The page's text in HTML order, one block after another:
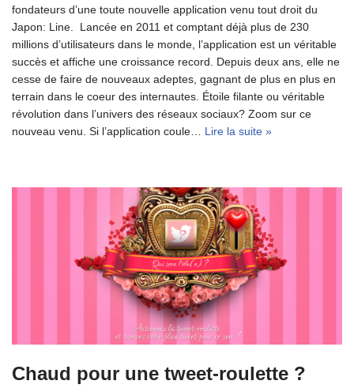
fondateurs d’une toute nouvelle application venu tout droit du
Japon: Line. Lancée en 2011 et comptant déjà plus de 230
millions d’utilisateurs dans le monde, l’application est un véritable
succès et affiche une croissance record. Depuis deux ans, elle ne
cesse de faire de nouveaux adeptes, gagnant de plus en plus en
terrain dans le coeur des internautes. Étoile filante ou véritable
révolution dans l’univers des réseaux sociaux? Zoom sur ce
nouveau venu. Si l’application coule… Lire la suite »
Chaud pour une tweet-roulette ?